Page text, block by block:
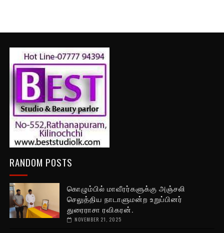
RANDOM POSTS
கொழும்பில் மாவீரர்களுக்கு அஞ்சலி
செலுத்திய நாடாளுமன்ற உறுப்பினர்
துரைராசா ரவிகரன்.
NOVEMBER 21, 2025